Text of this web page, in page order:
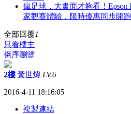
瘋足球，大畫面才夠看！Epson
家觀賽體驗，限時優惠同步開跑
全部回覆1
只看樓主
倒序瀏覽
2樓 黃世煒 LV.6
2016-4-11 18:16:05
複製連結